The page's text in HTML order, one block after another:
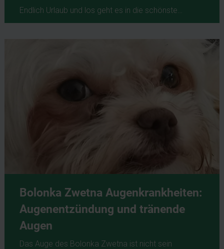
Endlich Urlaub und los geht es in die schönste…
Bolonka Zwetna Augenkrankheiten:
Augenentzündung und tränende
Augen
Das Auge des Bolonka Zwetna ist nicht sein